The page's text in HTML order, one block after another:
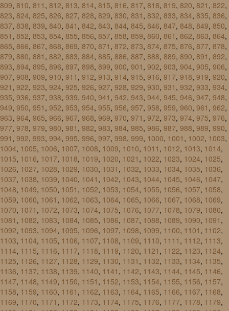
809, 810, 811 , 812, 813, 814, 815, 816, 817, 818, 819, 820, 821 , 822,
823, 824, 825, 826, 827, 828, 829, 830, 831 , 832, 833, 834, 835, 836,
837, 838, 839, 840, 841 , 842, 843, 844, 845, 846, 847, 848, 849, 850,
851 , 852, 853, 854, 855, 856, 857, 858, 859, 860, 861 , 862, 863, 864,
865, 866, 867, 868, 869, 870, 871 , 872, 873, 874, 875, 876, 877, 878,
879, 880, 881 , 882, 883, 884, 885, 886, 887, 888, 889, 890, 891 , 892,
893, 894, 895, 896, 897, 898, 899, 900, 901 , 902, 903, 904, 905, 906,
907, 908, 909, 910, 911 , 912, 913, 914, 915, 916, 917, 918, 919, 920,
921 , 922, 923, 924, 925, 926, 927, 928, 929, 930, 931 , 932, 933, 934,
935, 936, 937, 938, 939, 940, 941 , 942, 943, 944, 945, 946, 947, 948,
949, 950, 951 , 952, 953, 954, 955, 956, 957, 958, 959, 960, 961 , 962,
963, 964, 965, 966, 967, 968, 969, 970, 971 , 972, 973, 974, 975, 976,
977, 978, 979, 980, 981 , 982, 983, 984, 985, 986, 987, 988, 989, 990,
991 , 992, 993, 994, 995, 996, 997, 998, 999, 1000, 1001 , 1002, 1003,
1004, 1005, 1006, 1007, 1008, 1009, 1010, 1011 , 1012, 1013, 1014,
1015, 1016, 1017, 1018, 1019, 1020, 1021 , 1022, 1023, 1024, 1025,
1026, 1027, 1028, 1029, 1030, 1031 , 1032, 1033, 1034, 1035, 1036,
1037, 1038, 1039, 1040, 1041 , 1042, 1043, 1044, 1045, 1046, 1047,
1048, 1049, 1050, 1051 , 1052, 1053, 1054, 1055, 1056, 1057, 1058,
1059, 1060, 1061 , 1062, 1063, 1064, 1065, 1066, 1067, 1068, 1069,
1070, 1071 , 1072, 1073, 1074, 1075, 1076, 1077, 1078, 1079, 1080,
1081 , 1082, 1083, 1084, 1085, 1086, 1087, 1088, 1089, 1090, 1091 ,
1092, 1093, 1094, 1095, 1096, 1097, 1098, 1099, 1100, 1101 , 1102,
1103, 1104, 1105, 1106, 1107, 1108, 1109, 1110, 1111 , 1112, 1113,
1114, 1115, 1116, 1117, 1118, 1119, 1120, 1121 , 1122, 1123, 1124,
1125, 1126, 1127, 1128, 1129, 1130, 1131 , 1132, 1133, 1134, 1135,
1136, 1137, 1138, 1139, 1140, 1141 , 1142, 1143, 1144, 1145, 1146,
1147, 1148, 1149, 1150, 1151 , 1152, 1153, 1154, 1155, 1156, 1157,
1158, 1159, 1160, 1161 , 1162, 1163, 1164, 1165, 1166, 1167, 1168,
1169, 1170, 1171 , 1172, 1173, 1174, 1175, 1176, 1177, 1178, 1179,